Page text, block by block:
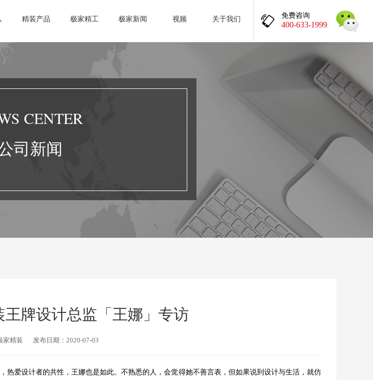
精装产品 极家精工 极家新闻 视频 关于我们 免费咨询
400-633-1999
CENTER
司新闻
牌设计总监「王娜」专访
家精装 发布日期：2020-07-03
爱设计者的共性，王娜也是如此。不熟悉的人，会觉得她不善言表，但如果说到设计与生活，就仿